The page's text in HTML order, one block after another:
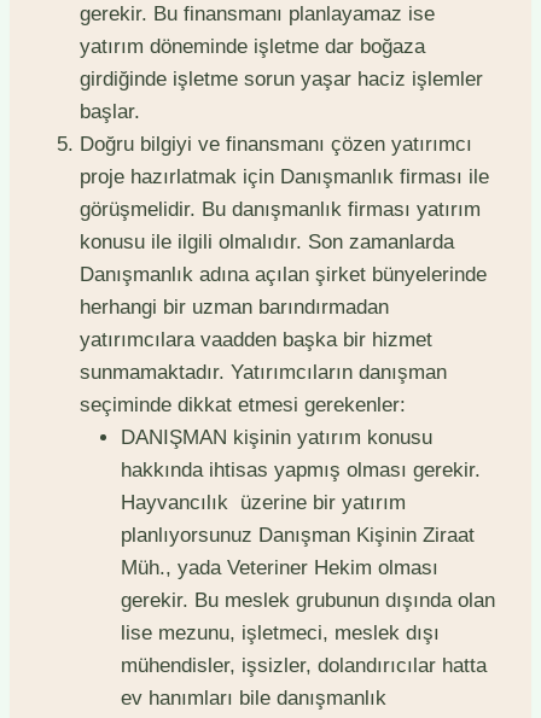
gerekir. Bu finansmanı planlayamaz ise
yatırım döneminde işletme dar boğaza
girdiğinde işletme sorun yaşar haciz işlemler
başlar.
Doğru bilgiyi ve finansmanı çözen yatırımcı
proje hazırlatmak için Danışmanlık firması ile
görüşmelidir. Bu danışmanlık firması yatırım
konusu ile ilgili olmalıdır. Son zamanlarda
Danışmanlık adına açılan şirket bünyelerinde
herhangi bir uzman barındırmadan
yatırımcılara vaadden başka bir hizmet
sunmamaktadır. Yatırımcıların danışman
seçiminde dikkat etmesi gerekenler:
DANIŞMAN kişinin yatırım konusu
hakkında ihtisas yapmış olması gerekir.
Hayvancılık üzerine bir yatırım
planlıyorsunuz Danışman Kişinin Ziraat
Müh., yada Veteriner Hekim olması
gerekir. Bu meslek grubunun dışında olan
lise mezunu, işletmeci, meslek dışı
mühendisler, işsizler, dolandırıcılar hatta
ev hanımları bile danışmanlık